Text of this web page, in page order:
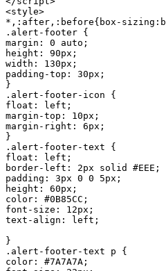
<style>
*,:after,:before{box-
.alert-footer {
margin: 0 auto;
height: 90px;
width: 130px;
padding-top: 30px;
}
.alert-footer-icon {
float: left;
margin-top: 10px;
margin-right: 6px;
}
.alert-footer-text {
float: left;
border-left: 2px solid #EEE;
padding: 3px 0 0 5px;
height: 60px;
color: #0B85CC;
font-size: 12px;
text-align: left;
}
.alert-footer-text p {
color: #7A7A7A;